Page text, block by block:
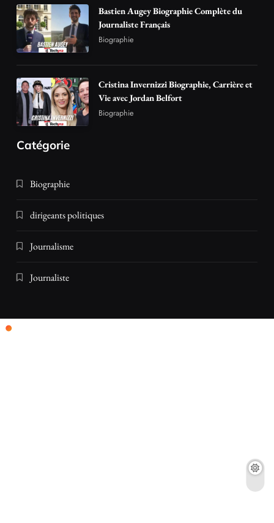
Bastien Augey Biographie Complète du
Journaliste Français
Biographie
Cristina Invernizzi Biographie, Carrière et
Vie avec Jordan Belfort
Biographie
Catégorie
Biographie
dirigeants politiques
Journalisme
Journaliste